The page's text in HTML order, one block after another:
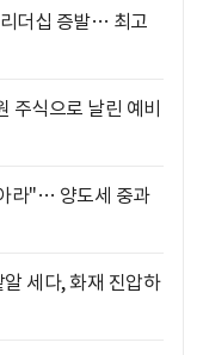
더십 증발… 최고
식으로 날린 예비
라"… 양도세 중과
세다, 화재 진압하